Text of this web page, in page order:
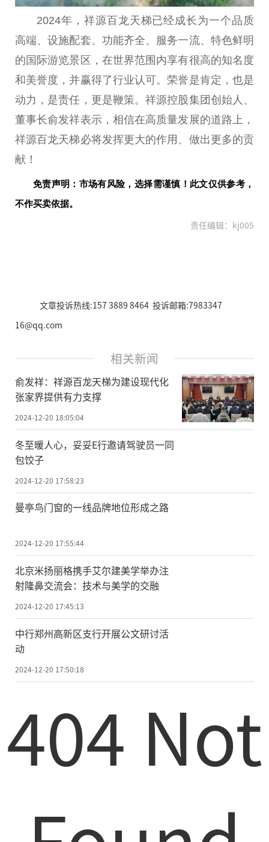
2024年，祥源百龙天梯已经成长为一个品质
高端、设施配套、功能齐全、服务一流、特色鲜明
的国际游览景区，在世界范围内享有很高的知名度
和美誉度，并赢得了行业认可。荣誉是肯定，也是
动力，是责任，更是鞭策。祥源控股集团创始人、
董事长俞发祥表示，相信在高质量发展的道路上，
祥源百龙天梯必将发挥更大的作用、做出更多的贡
献！
免责声明：市场有风险，选择需谨慎！此文仅供参考，
不作买卖依据。
责任编辑：kj005
文章投诉热线:157 3889 8464 投诉邮箱:7983347
16@qq.com
相关新闻
俞发祥：祥源百龙天梯为建设现代化
张家界提供有力支撑
2024-12-20 18:05:04
冬至暖人心，妥妥E行邀请驾驶员一同
包饺子
2024-12-20 17:58:23
曼亭鸟门窗的一线品牌地位形成之路
2024-12-20 17:55:44
北京米扬丽格携手艾尔建美学举办注
射隆鼻交流会：技术与美学的交融
2024-12-20 17:45:13
中行郑州高新区支行开展公文研讨活
动
2024-12-20 17:50:18
404 Not